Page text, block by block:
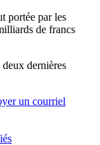
portée par les
de francs
dernières
un courriel